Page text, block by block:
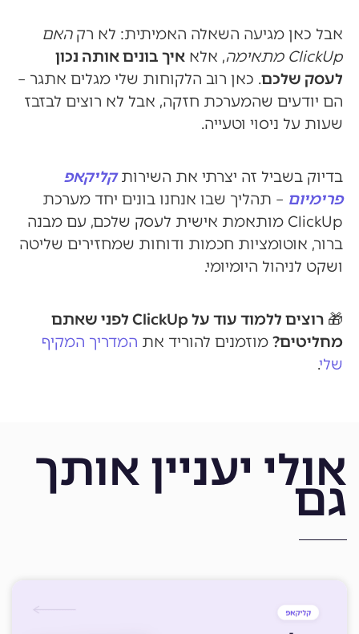
אבל כאן מגיעה השאלה האמיתית: לא רקהאם
ClickUp מתאימה
, אלא איך בונים אותה נכון
לעסק שלכם. כאן רוב הלקוחות שלי מגלים אתגר –
הם יודעים שהמערכת חזקה, אבל לא רוצים לבזבז
שעות על ניסוי וטעייה.
בדיוק בשביל זה יצרתי את השירותקליקאפ
פרימיום – תהליך שבו אנחנו בונים יחד מערכת
ClickUp מותאמת אישית לעסק שלכם, עם מבנה
ברור, אוטומציות חכמות ודוחות שמחזירים שליטה
ושקט לניהול היומיומי.
🎁
רוצים ללמוד עוד על ClickUp לפני שאתם
מחליטים? מוזמנים להוריד את המדריך המקיף
שלי.
אולי יעניין אותך
גם